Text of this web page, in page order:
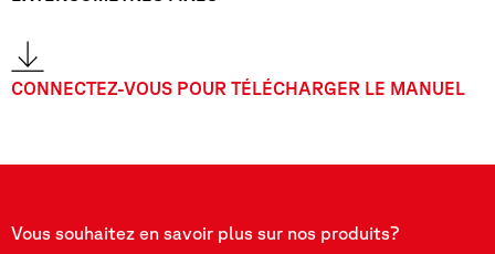
CONNECTEZ-VOUS POUR TÉLÉCHARGER LE MANUEL
Vous souhaitez en savoir plus sur nos produits?